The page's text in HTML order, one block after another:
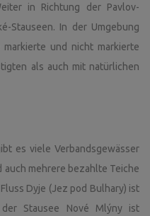
in Richtung der Pavlov-
Stauseen. In der Umgebung
und nicht markierte
als auch mit natürlichen
es viele Verbandsgewässer
auch mehrere bezahlte Teiche
Dyje (Jez pod Bulhary) ist
Stausee Nové Mlýny ist